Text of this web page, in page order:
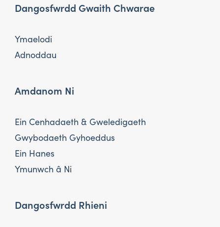
Dangosfwrdd Gwaith Chwarae
Ymaelodi
Adnoddau
Amdanom Ni
Ein Cenhadaeth & Gweledigaeth
Gwybodaeth Gyhoeddus
Ein Hanes
Ymunwch â Ni
Dangosfwrdd Rhieni